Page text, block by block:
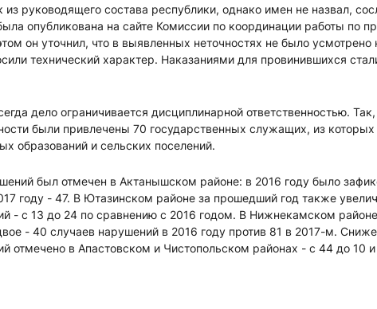
руководящего состава республики, однако имен не назвал,
опубликована на сайте Комиссии по координации работы по
он уточнил, что в выявленных неточностях не было
технический характер. Наказаниями для провинившихся
дело ограничивается дисциплинарной ответственностью.
были привлечены 70 государственных служащих, из
образований и сельских поселений.
был отмечен в Актанышском районе: в 2016 году было
году - 47. В Ютазинском районе за прошедший год также
- с 13 до 24 по сравнению с 2016 годом. В Нижнекамском
- 40 случаев нарушений в 2016 году против 81 в 2017-м.
отмечено в Апастовском и Чистопольском районах - с 44 до 10